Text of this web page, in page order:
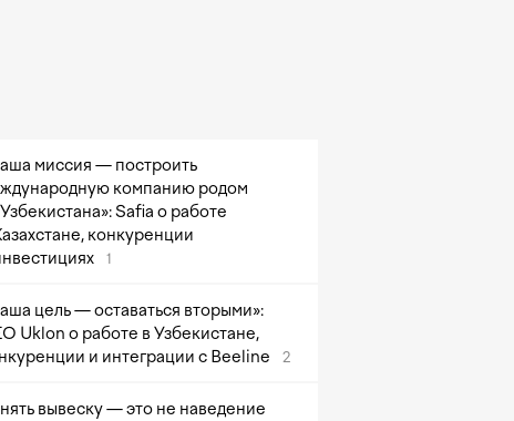
миссия — построить
компанию родом
Safia о работе
конкуренции
1
цель — оставаться вторыми»:
Uklon о работе в Узбекистане,
и интеграции с Beeline
2
вывеску — это не наведение